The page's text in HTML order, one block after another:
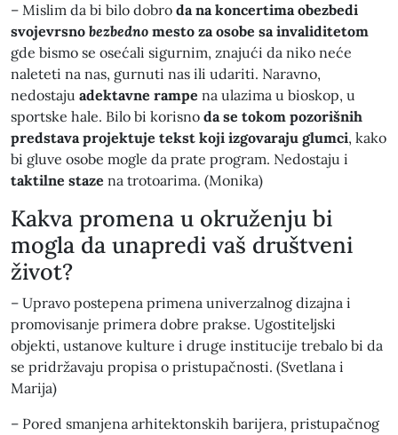
– Mislim da bi bilo dobro da na koncertima obezbedi
svojevrsno bezbedno mesto za osobe sa invaliditetom
gde bismo se osećali sigurnim, znajući da niko neće
naleteti na nas, gurnuti nas ili udariti. Naravno,
nedostaju adektavne rampe na ulazima u bioskop, u
sportske hale. Bilo bi korisno da se tokom pozorišnih
predstava projektuje tekst koji izgovaraju glumci, kako
bi gluve osobe mogle da prate program. Nedostaju i
taktilne staze na trotoarima. (Monika)
Kakva promena u okruženju bi
mogla da unapredi vaš društveni
život?
– Upravo postepena primena univerzalnog dizajna i
promovisanje primera dobre prakse. Ugostiteljski
objekti, ustanove kulture i druge institucije trebalo bi da
se pridržavaju propisa o pristupačnosti. (Svetlana i
Marija)
– Pored smanjena arhitektonskih barijera, pristupačnog